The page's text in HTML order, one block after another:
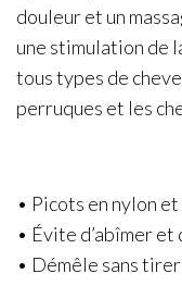
douleur et un
une stimulation de
tous types de
perruques et les
• Picots en nylon
• Évite d’abîmer
• Démêle sans